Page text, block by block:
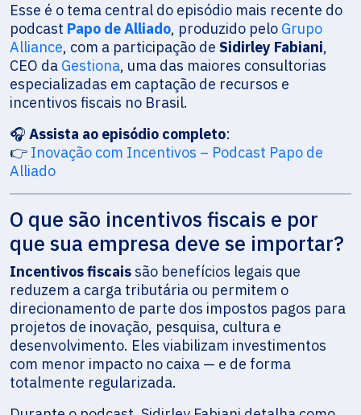
Esse é o tema central do episódio mais recente do
podcast Papo de Alliado, produzido pelo Grupo
Alliance, com a participação de Sidirley Fabiani,
CEO da Gestiona, uma das maiores consultorias
especializadas em captação de recursos e
incentivos fiscais no Brasil.
🎧 Assista ao episódio completo:
👉 Inovação com Incentivos – Podcast Papo de
Alliado
O que são incentivos fiscais e por
que sua empresa deve se importar?
Incentivos fiscaissão benefícios legais que
reduzem a carga tributária ou permitem o
direcionamento de parte dos impostos pagos para
projetos de inovação, pesquisa, cultura e
desenvolvimento. Eles viabilizam investimentos
com menor impacto no caixa — e de forma
totalmente regularizada.